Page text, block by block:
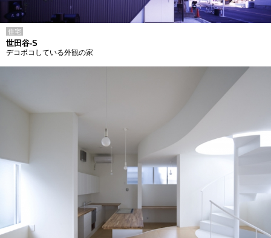
住宅
世田谷-S
デコボコしている外観の家